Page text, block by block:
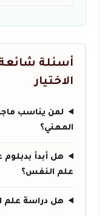
أسئلة
الاختيار
لمن يناسب
المهني؟
هل أبدأ
علم النفس؟
هل دراسة علم